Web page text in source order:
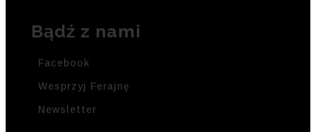
Bądź z nami
Facebook
Wesprzyj Ferajnę
Newsletter